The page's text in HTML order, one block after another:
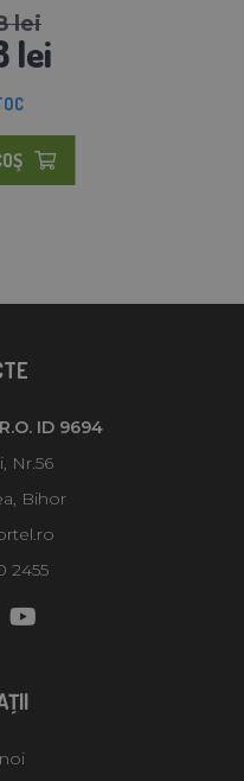
lei
lei
ID 9694
Nr.56
Bihor
2455